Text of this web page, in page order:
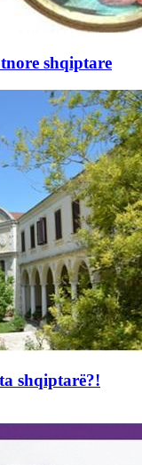
shqiptare
shqiptarë?!